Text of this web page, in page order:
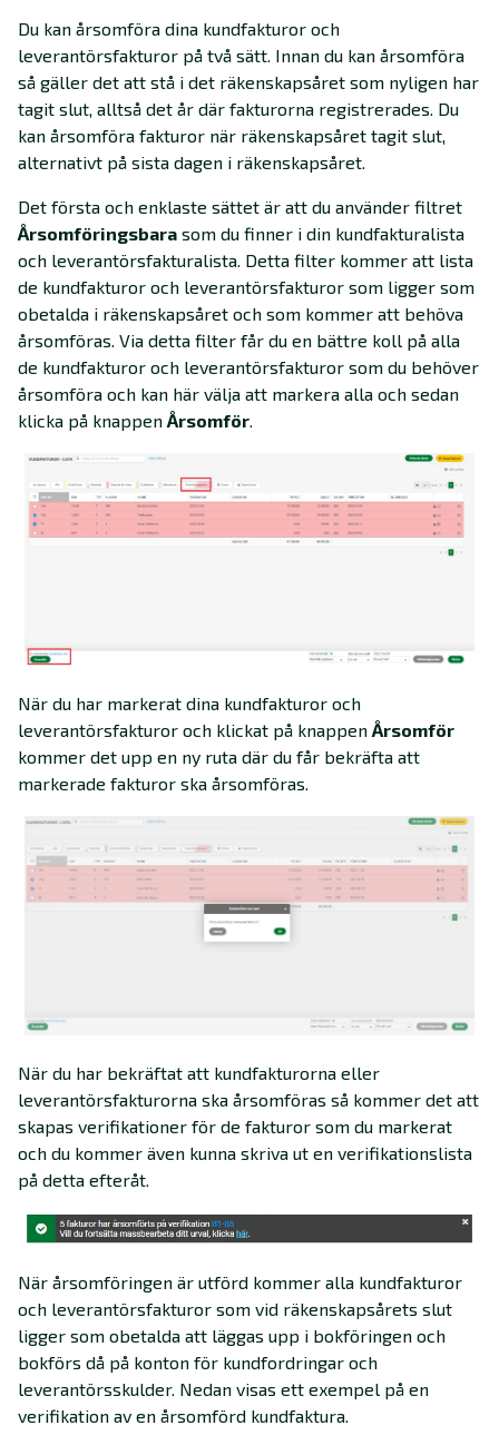
Du kan årsomföra dina kundfakturor och
leverantörsfakturor på två sätt. Innan du kan årsomföra
så gäller det att stå i det räkenskapsåret som nyligen har
tagit slut, alltså det år där fakturorna registrerades. Du
kan årsomföra fakturor när räkenskapsåret tagit slut,
alternativt på sista dagen i räkenskapsåret.
Det första och enklaste sättet är att du använder filtret
Årsomföringsbara som du finner i din kundfakturalista
och leverantörsfakturalista. Detta filter kommer att lista
de kundfakturor och leverantörsfakturor som ligger som
obetalda i räkenskapsåret och som kommer att behöva
årsomföras. Via detta filter får du en bättre koll på alla
de kundfakturor och leverantörsfakturor som du behöver
årsomföra och kan här välja att markera alla och sedan
klicka på knappen Årsomför.
När du har markerat dina kundfakturor och
leverantörsfakturor och klickat på knappen Årsomför
kommer det upp en ny ruta där du får bekräfta att
markerade fakturor ska årsomföras.
När du har bekräftat att kundfakturorna eller
leverantörsfakturorna ska årsomföras så kommer det att
skapas verifikationer för de fakturor som du markerat
och du kommer även kunna skriva ut en verifikationslista
på detta efteråt.
När årsomföringen är utförd kommer alla kundfakturor
och leverantörsfakturor som vid räkenskapsårets slut
ligger som obetalda att läggas upp i bokföringen och
bokförs då på konton för kundfordringar och
leverantörsskulder. Nedan visas ett exempel på en
verifikation av en årsomförd kundfaktura.